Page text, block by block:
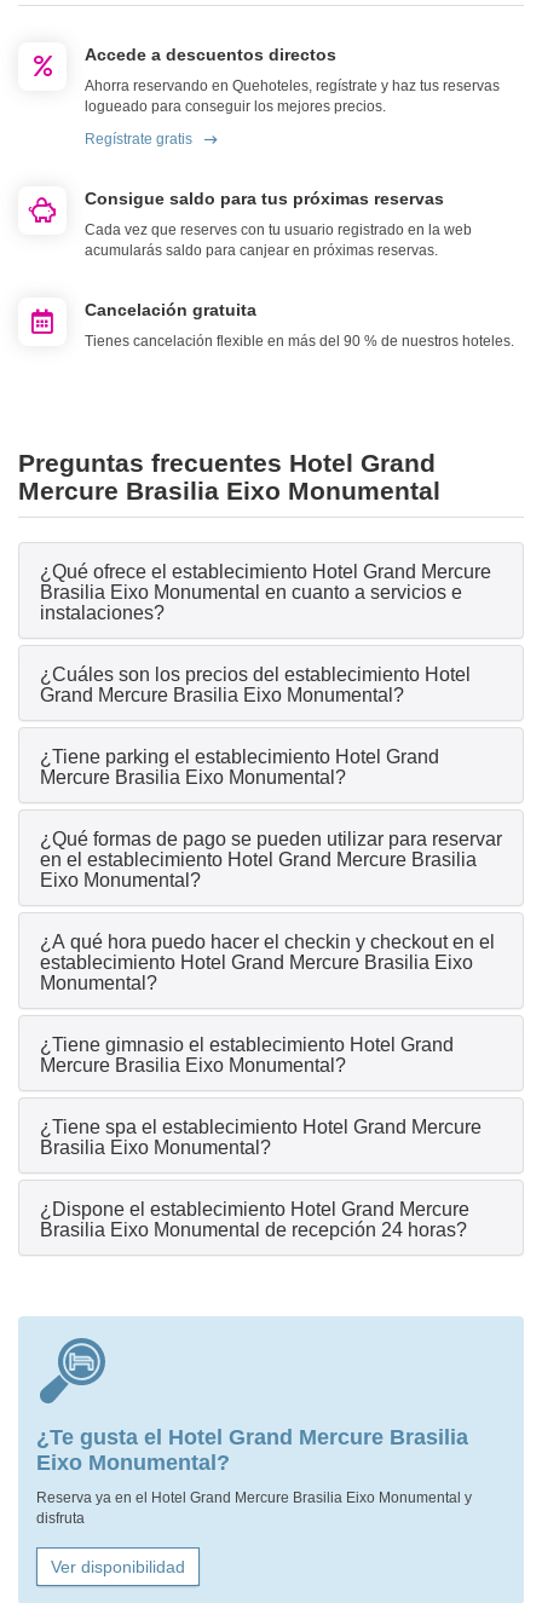
Accede a descuentos directos
Ahorra reservando en Quehoteles, regístrate y haz tus reservas
logueado para conseguir los mejores precios.
Regístrate gratis
Consigue saldo para tus próximas reservas
Cada vez que reserves con tu usuario registrado en la web
acumularás saldo para canjear en próximas reservas.
Cancelación gratuita
Tienes cancelación flexible en más del 90 % de nuestros hoteles.
Preguntas frecuentes Hotel Grand
Mercure Brasilia Eixo Monumental
¿Qué ofrece el establecimiento Hotel Grand Mercure
Brasilia Eixo Monumental en cuanto a servicios e
instalaciones?
¿Cuáles son los precios del establecimiento Hotel
Grand Mercure Brasilia Eixo Monumental?
¿Tiene parking el establecimiento Hotel Grand
Mercure Brasilia Eixo Monumental?
¿Qué formas de pago se pueden utilizar para reservar
en el establecimiento Hotel Grand Mercure Brasilia
Eixo Monumental?
¿A qué hora puedo hacer el checkin y checkout en el
establecimiento Hotel Grand Mercure Brasilia Eixo
Monumental?
¿Tiene gimnasio el establecimiento Hotel Grand
Mercure Brasilia Eixo Monumental?
¿Tiene spa el establecimiento Hotel Grand Mercure
Brasilia Eixo Monumental?
¿Dispone el establecimiento Hotel Grand Mercure
Brasilia Eixo Monumental de recepción 24 horas?
¿Te gusta el Hotel Grand Mercure Brasilia
Eixo Monumental?
Reserva ya en el Hotel Grand Mercure Brasilia Eixo Monumental y
disfruta
Ver disponibilidad